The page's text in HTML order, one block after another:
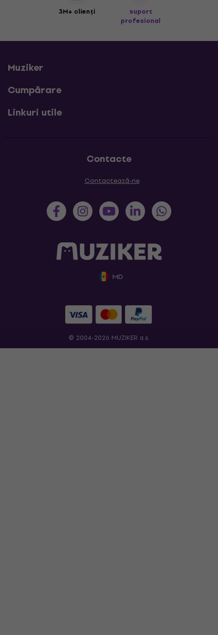
3M+ clienți
suport
profesional
Muziker
Cumpărare
Linkuri utile
Contacte
Contactează-ne
MD
© 2004-2026 MUZIKER a.s.